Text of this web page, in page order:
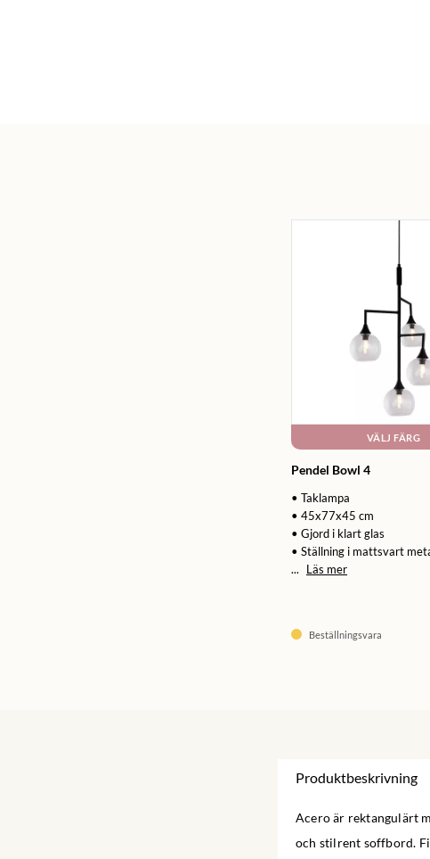
VÄLJ FÄRG
Pendel Bowl 4
• Taklampa
• 45x77x45 cm
• Gjord i klart glas
• Ställning i mattsvart
...
Läs mer
Beställningsvara
Produktbeskrivning
Acero är rektangulärt
och stilrent soffbord.